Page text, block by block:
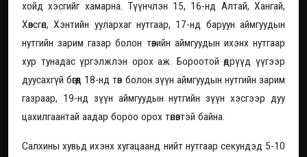
хойд хэсгийг хамарна. Түүнчлэн 15, 16-нд Алтай, Хангай,
Хөвсгөл, Хэнтийн уулархаг нутгаар, 17-нд баруун аймгуудын
нутгийн зарим газар болон төвийн аймгуудын ихэнх нутгаар
хур тунадас үргэлжлэн орох аж. Бороотой өдрүүд үүгээр
дуусахгүй бөгөөд 18-нд төв болон зүүн аймгуудын нутгийн зарим
газраар, 19-нд зүүн аймгуудын нутгийн зүүн хэсгээр дуу
цахилгаантай аадар бороо орох төлөвтэй байна.
Салхины хувьд ихэнх хугацаанд нийт нутгаар секундэд 5-10